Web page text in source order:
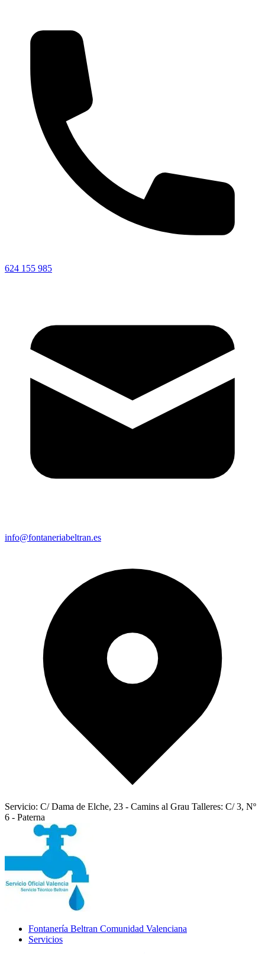
624 155 985
info@fontaneriabeltran.es
Servicio: C/ Dama de Elche, 23 - Camins al Grau Talleres: C/ 3, Nº
6 - Paterna
Fontanería Beltran Comunidad Valenciana
Servicios